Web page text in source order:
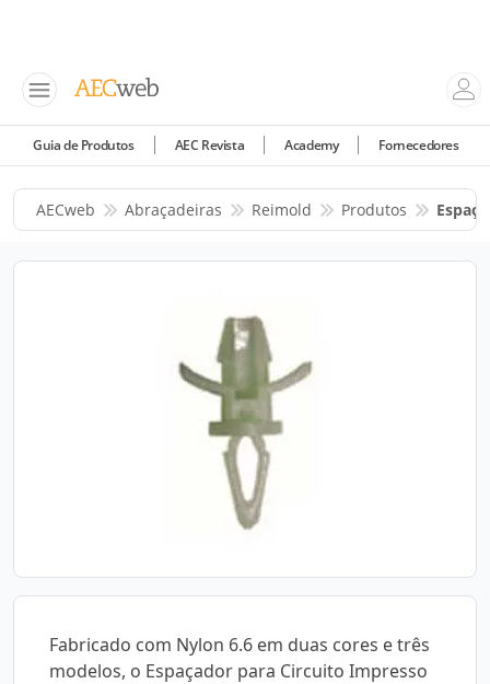
Guia de Produtos AEC Revista Academy Fornecedores
AECweb Abraçadeiras Reimold Produtos
Fabricado com Nylon 6.6 em duas cores e três
modelos, o Espaçador para Circuito Impresso